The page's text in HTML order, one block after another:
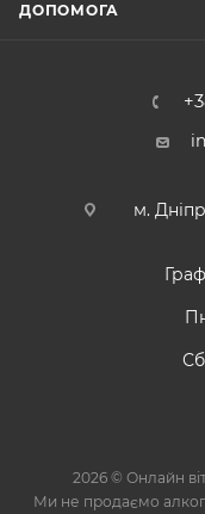
ДОПОМОГА
м.
2026 © Онлайн
Ми не продаємо